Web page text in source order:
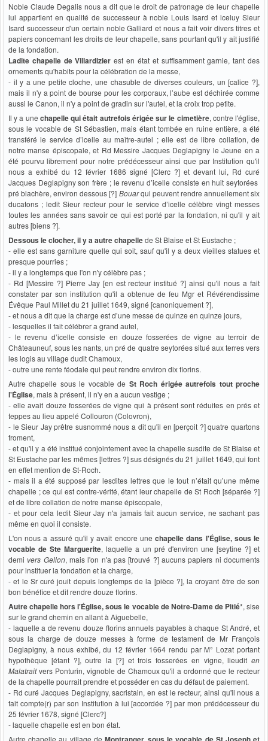
Noble Claude Degalis nous a dit que le droit de patronage de leur chapelle
lui appartient en qualité de successeur à noble Louis Isard et iceluy Sieur
Isard successeur d'un certain noble Galliard et nous a fait voir divers titres et
papiers concernant les droits de leur chapelle, sans pourtant qu'il y ait justifié
de la fondation.
Ladite chapelle de Villardizierest en état et suffisamment garnie, tant des
ornements qu'habits pour la célébration de la messe,
- il y a une petite cloche, une chasuble de diverses couleurs, un [calice ?],
mais il n'y a point de bourse pour les corporaux, l’aube est déchirée comme
aussi le Canon, il n'y a point de gradin sur l'autel, et la croix trop petite.
Il y a une chapelle qui était autrefois érigée sur le cimetière, contre l'église,
sous le vocable de St Sébastien, mais étant tombée en ruine entière, a été
transféré le service d’icelle au maître-autel ; elle est de libre collation, de
notre manse épiscopale, et Rd Messire Jacques Deglapigny le Jeune en a
été pourvu librement pour notre prédécesseur ainsi que par Institution qu'il
nous a exhibé du 12 février 1686 signé [Clerc ?] et devant lui, Rd curé
Jacques Deglapigny son frère ; le revenu d’icelle consiste en huit seytorées
pré blachère, environ dessous [?] Bouarqui peuvent rendre annuellement six
ducatons ; ledit Sieur recteur pour le service d’icelle célèbre vingt messes
toutes les années sans savoir ce qui est porté par la fondation, ni qu'il y ait
autres [biens ?].
Dessous le clocher, il y a autre chapellede St Blaise et St Eustache ;
- elle est sans garniture quelle qui soit, sauf qu'il y a deux vieilles statues et
presque pourries ;
- il y a longtemps que l'on n'y célèbre pas ;
- Rd [Messire ?] Pierre Jay [en est recteur institué ?] ainsi qu'il nous a fait
constater par son institution qu'il a obtenue de feu Mgr et Révérendissime
Évêque Paul Millet du 21 juillet 1649, signé [canoniquement ?],
- et nous a dit que la charge est d’une messe de quinze en quinze jours,
- lesquelles il fait célébrer a grand autel,
- le revenu d’icelle consiste en douze fosserées de vigne au terroir de
Châteauneuf, sous les nants, un pré de quatre seytorées situé aux terres vers
les logis au village dudit Chamoux,
- outre une rente féodale qui peut rendre environ dix florins.
Autre chapelle sous le vocable de St Roch érigée autrefois tout proche
l'Église, mais à présent, il n'y en a aucun vestige ;
- elle avait douze fosserées de vigne qui à présent sont réduites en prés et
teppes au lieu appelé Collouron (Colovron),
- le Sieur Jay prêtre susnommé nous a dit qu'il en [perçoit ?] quatre quartons
froment,
- et qu'il y a été institué conjointement avec la chapelle susdite de St Blaise et
St Eustache par les mêmes [lettres ?] sus désignés du 21 juillet 1649, qui font
en effet mention de St-Roch.
- mais il a été supposé par lesdites lettres que le tout n’était qu’une même
chapelle ; ce qui est contre-vérité, étant leur chapelle de St Roch [séparée ?]
et de libre collation de notre manse épiscopale,
- et pour cela ledit Sieur Jay n'a jamais fait aucun service, ne sachant pas
même en quoi il consiste.
L'on nous a assuré qu'il y avait encore unechapelle dans l'Église, sous le
vocable de Ste Marguerite, laquelle a un pré d'environ une [seytine ?] et
demi vers Gellon, mais l'on n'a pas [trouvé ?] aucuns papiers ni documents
pour instituer la fondation et la charge,
- et le Sr curé jouit depuis longtemps de la [pièce ?], la croyant être de son
bon bénéfice et dit rendre douze florins.
Autre chapelle hors l'Église, sous le vocable de Notre-Dame de Pitié*, sise
sur le grand chemin en allant à Aiguebelle,
- laquelle a de revenu douze florins annuels payables à chaque St André, et
sous la charge de douze messes à forme de testament de Mr François
Deglapigny, à nous exhibé, du 12 février 1664 rendu par M° Lozat portant
hypothèque [étant ?], outre la [?] et trois fosserées en vigne, lieudit en
Malatraitvers Ponturin, vignoble de Chamoux qu'il a ordonné que le recteur
de la chapelle pourrait prendre et posséder en cas du défaut de paiement.
- Rd curé Jacques Deglapigny, sacristain, en est le recteur, ainsi qu'il nous a
fait compte(r) par son Institution à lui [accordée ?] par mon prédécesseur du
25 février 1678, signé [Clerc?]
- laquelle chapelle est en bon état.
Autre chapelle au village de